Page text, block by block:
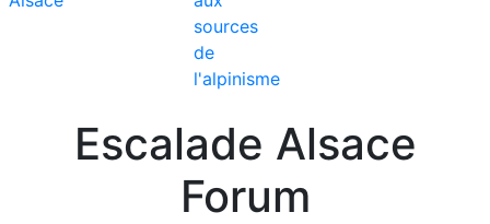
sources
de
l'alpinisme
Escalade Alsace
Forum